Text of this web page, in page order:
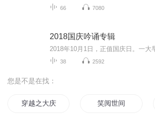
66 7080
2018国庆吟诵专辑
38 2592
您是不是在找：
穿越之大庆帝国 笑阅世间